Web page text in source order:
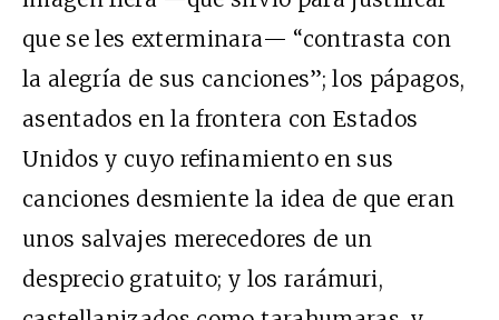
que se les exterminara— “contrasta con
la alegría de sus canciones”; los pápagos,
asentados en la frontera con Estados
Unidos y cuyo refinamiento en sus
canciones desmiente la idea de que eran
unos salvajes merecedores de un
desprecio gratuito; y los rarámuri,